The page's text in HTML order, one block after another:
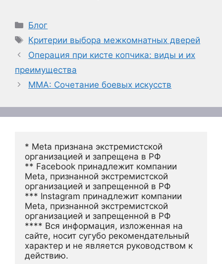
Рубрики
Блог
Метки
Критерии выбора межкомнатных дверей
Операция при кисте копчика: виды и их
преимущества
MMA: Сочетание боевых искусств
* Meta признана экстремистской
организацией и запрещена в РФ
** Facebook принадлежит компании
Meta, признанной экстремистской
организацией и запрещенной в РФ
*** Instagram принадлежит компании
Meta, признанной экстремистской
организацией и запрещенной в РФ
**** Вся информация, изложенная на
сайте, носит сугубо рекомендательный
характер и не является руководством к
действию.